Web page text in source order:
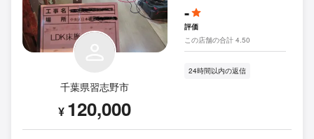
千葉県習志野市
¥ 120,000
-
評価
この店舗の合計 4.50
24時間以内の返信